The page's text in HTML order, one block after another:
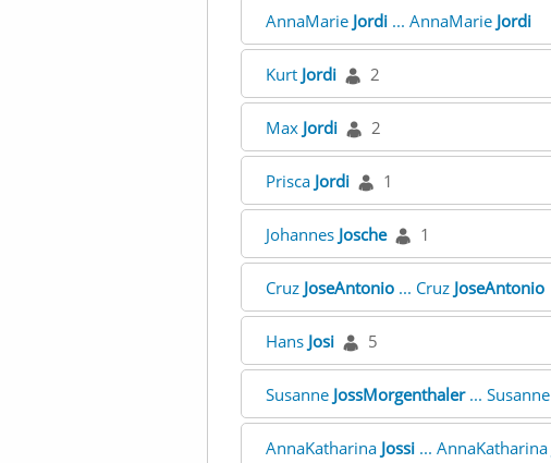
AnnaMarie Jordi... AnnaMarie Jordi
Kurt Jordi 2
Max Jordi 2
Prisca Jordi 1
Johannes Josche 1
Cruz JoseAntonio... Cruz JoseAntonio
Hans Josi 5
Susanne JossMorgenthaler... Susanne
AnnaKatharina Jossi... AnnaKatharina